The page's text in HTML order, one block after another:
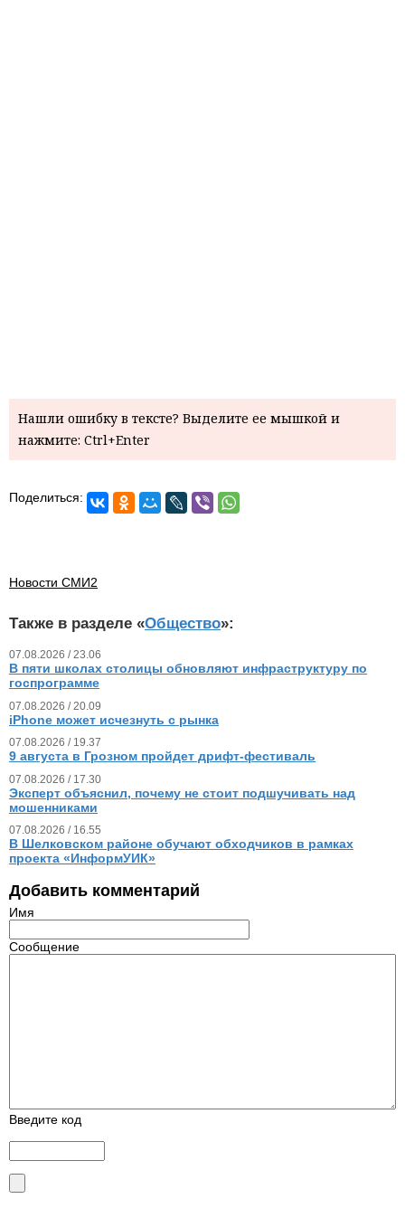
Нашли ошибку в тексте? Выделите ее мышкой и
нажмите: Ctrl+Enter
Поделиться:
Новости СМИ2
Также в разделе «Общество»:
07.08.2026 / 23.06
В пяти школах столицы обновляют инфраструктуру по
госпрограмме
07.08.2026 / 20.09
iPhone может исчезнуть с рынка
07.08.2026 / 19.37
9 августа в Грозном пройдет дрифт-фестиваль
07.08.2026 / 17.30
Эксперт объяснил, почему не стоит подшучивать над
мошенниками
07.08.2026 / 16.55
В Шелковском районе обучают обходчиков в рамках
проекта «ИнформУИК»
Добавить комментарий
Имя
Сообщение
Введите код